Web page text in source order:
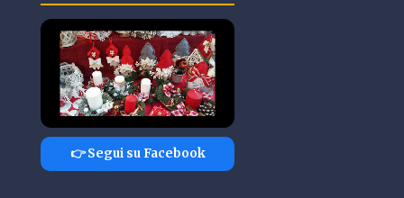
👉 Segui su Facebook